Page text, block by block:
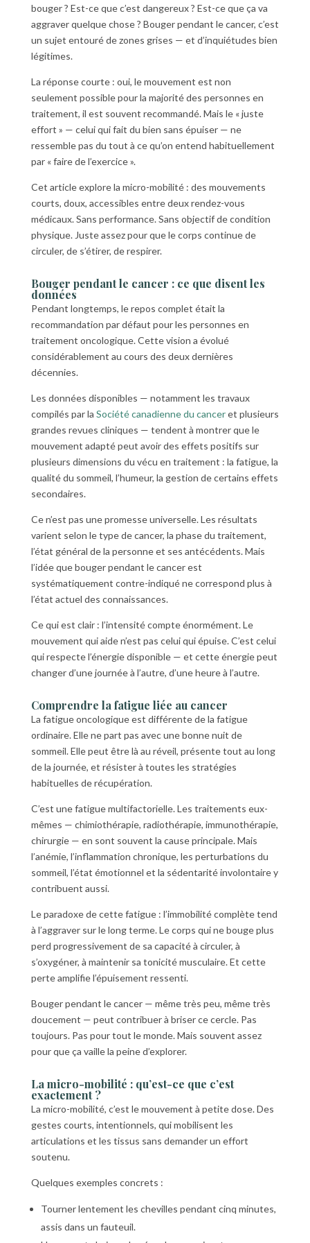
bouger ? Est-ce que c’est dangereux ? Est-ce que ça va
aggraver quelque chose ? Bouger pendant le cancer, c’est
un sujet entouré de zones grises — et d’inquiétudes bien
légitimes.
La réponse courte : oui, le mouvement est non
seulement possible pour la majorité des personnes en
traitement, il est souvent recommandé. Mais le « juste
effort » — celui qui fait du bien sans épuiser — ne
ressemble pas du tout à ce qu’on entend habituellement
par « faire de l’exercice ».
Cet article explore la micro-mobilité : des mouvements
courts, doux, accessibles entre deux rendez-vous
médicaux. Sans performance. Sans objectif de condition
physique. Juste assez pour que le corps continue de
circuler, de s’étirer, de respirer.
Bouger pendant le cancer : ce que disent les
données
Pendant longtemps, le repos complet était la
recommandation par défaut pour les personnes en
traitement oncologique. Cette vision a évolué
considérablement au cours des deux dernières
décennies.
Les données disponibles — notamment les travaux
compilés par la Société canadienne du canceret plusieurs
grandes revues cliniques — tendent à montrer que le
mouvement adapté peut avoir des effets positifs sur
plusieurs dimensions du vécu en traitement : la fatigue, la
qualité du sommeil, l’humeur, la gestion de certains effets
secondaires.
Ce n’est pas une promesse universelle. Les résultats
varient selon le type de cancer, la phase du traitement,
l’état général de la personne et ses antécédents. Mais
l’idée que bouger pendant le cancer est
systématiquement contre-indiqué ne correspond plus à
l’état actuel des connaissances.
Ce qui est clair : l’intensité compte énormément. Le
mouvement qui aide n’est pas celui qui épuise. C’est celui
qui respecte l’énergie disponible — et cette énergie peut
changer d’une journée à l’autre, d’une heure à l’autre.
Comprendre la fatigue liée au cancer
La fatigue oncologique est différente de la fatigue
ordinaire. Elle ne part pas avec une bonne nuit de
sommeil. Elle peut être là au réveil, présente tout au long
de la journée, et résister à toutes les stratégies
habituelles de récupération.
C’est une fatigue multifactorielle. Les traitements eux-
mêmes — chimiothérapie, radiothérapie, immunothérapie,
chirurgie — en sont souvent la cause principale. Mais
l’anémie, l’inflammation chronique, les perturbations du
sommeil, l’état émotionnel et la sédentarité involontaire y
contribuent aussi.
Le paradoxe de cette fatigue : l’immobilité complète tend
à l’aggraver sur le long terme. Le corps qui ne bouge plus
perd progressivement de sa capacité à circuler, à
s’oxygéner, à maintenir sa tonicité musculaire. Et cette
perte amplifie l’épuisement ressenti.
Bouger pendant le cancer — même très peu, même très
doucement — peut contribuer à briser ce cercle. Pas
toujours. Pas pour tout le monde. Mais souvent assez
pour que ça vaille la peine d’explorer.
La micro-mobilité : qu’est-ce que c’est
exactement ?
La micro-mobilité, c’est le mouvement à petite dose. Des
gestes courts, intentionnels, qui mobilisent les
articulations et les tissus sans demander un effort
soutenu.
Quelques exemples concrets :
Tourner lentement les chevilles pendant cinq minutes,
assis dans un fauteuil.